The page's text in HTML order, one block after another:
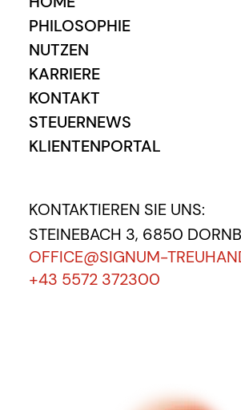
PHILOSOPHIE
NUTZEN
KARRIERE
KONTAKT
STEUERNEWS
KLIENTENPORTAL
KONTAKTIEREN SIE UNS:
STEINEBACH 3, 6850
OFFICE@SIGNUM-
+43 5572 372300